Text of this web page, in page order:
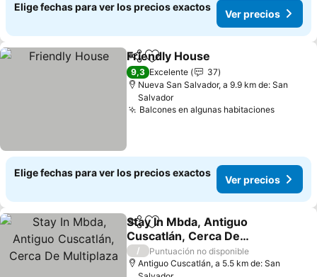
Elige fechas para ver los precios exactos
Ver precios
CompartirAgregar a favoritos
Friendly House
9,3 Excelente
37
Nueva San Salvador, a 9.9 km de: San
Salvador
Balcones en algunas habitacionesVer
Elige fechas para ver los precios exactos
Ver precios
CompartirAgregar a favoritos
Stay In Mbda, Antiguo
Cuscatlán, Cerca De
Multiplaza
Ver precios
/
Puntuación no disponible
Antiguo Cuscatlán, a 5.5 km de: San